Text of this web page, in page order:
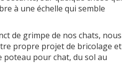
à une échelle qui semble
de grimpe de nos chats, nous
propre projet de bricolage et
poteau pour chat, du sol au